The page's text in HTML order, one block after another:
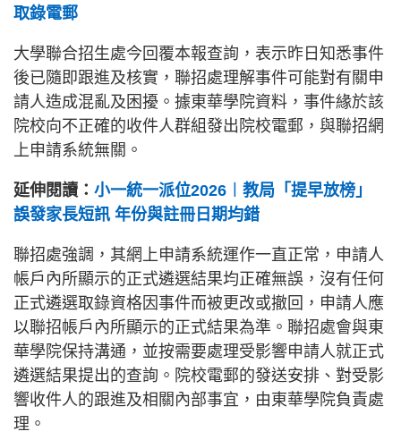
取錄電郵
大學聯合招生處今回覆本報查詢，表示昨日知悉事件
後已隨即跟進及核實，聯招處理解事件可能對有關申
請人造成混亂及困擾。據東華學院資料，事件緣於該
院校向不正確的收件人群組發出院校電郵，與聯招網
上申請系統無關。
延伸閱讀： 小一統一派位2026︱教局「提早放榜」
誤發家長短訊 年份與註冊日期均錯
聯招處強調，其網上申請系統運作一直正常，申請人
帳戶內所顯示的正式遴選結果均正確無誤，沒有任何
正式遴選取錄資格因事件而被更改或撤回，申請人應
以聯招帳戶內所顯示的正式結果為準。聯招處會與東
華學院保持溝通，並按需要處理受影響申請人就正式
遴選結果提出的查詢。院校電郵的發送安排、對受影
響收件人的跟進及相關內部事宜，由東華學院負責處
理。